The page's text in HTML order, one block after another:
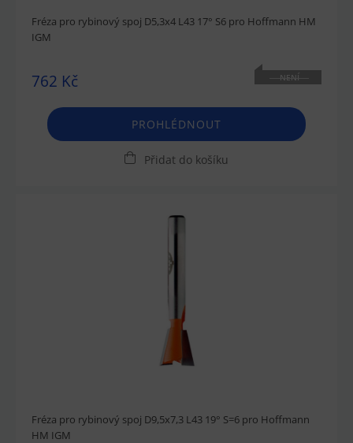
Fréza pro rybinový spoj D5,3x4 L43 17° S6 pro Hoffmann HM
IGM
762 Kč
NENÍ
PROHLÉDNOUT
Přidat do košíku
Fréza pro rybinový spoj D9,5x7,3 L43 19° S=6 pro Hoffmann
HM IGM